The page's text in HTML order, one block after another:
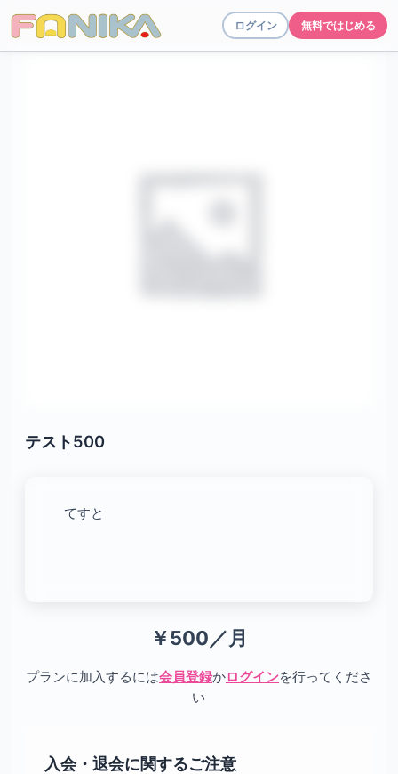
ログイン 無料ではじめる
テスト500
てすと
￥500／月
プランに加入するには会員登録かログインを行ってくださ
い
入会・退会に関するご注意